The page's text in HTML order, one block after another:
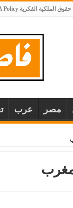
حقوق الملكية الفكرية DMCA Policy
مصر عرب